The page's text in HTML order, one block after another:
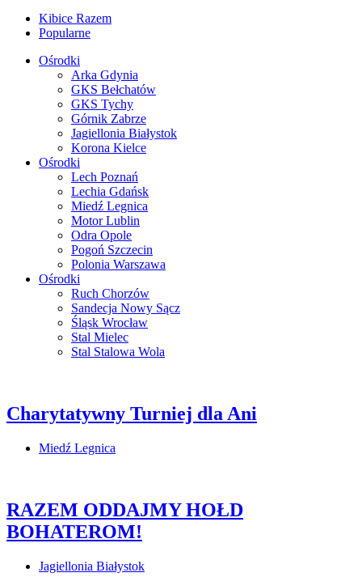
Kibice Razem
Popularne
Ośrodki
Arka Gdynia
GKS Bełchatów
GKS Tychy
Górnik Zabrze
Jagiellonia Białystok
Korona Kielce
Ośrodki
Lech Poznań
Lechia Gdańsk
Miedź Legnica
Motor Lublin
Odra Opole
Pogoń Szczecin
Polonia Warszawa
Ośrodki
Ruch Chorzów
Sandecja Nowy Sącz
Śląsk Wrocław
Stal Mielec
Stal Stalowa Wola
Charytatywny Turniej dla Ani
Miedź Legnica
RAZEM ODDAJMY HOŁD
BOHATEROM!
Jagiellonia Białystok